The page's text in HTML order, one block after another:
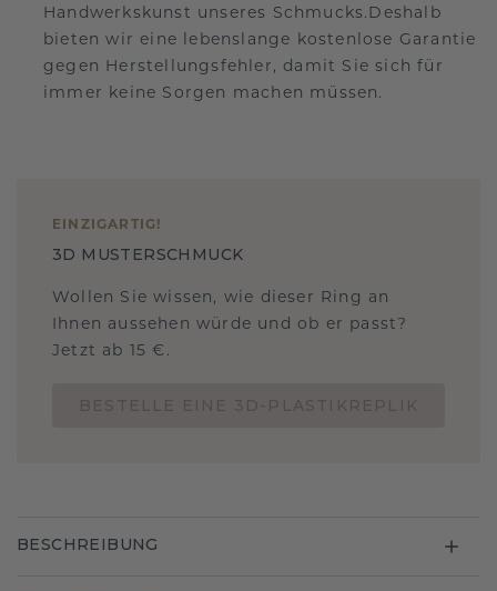
Handwerkskunst unseres Schmucks.Deshalb
bieten wir eine lebenslange kostenlose Garantie
gegen Herstellungsfehler, damit Sie sich für
immer keine Sorgen machen müssen.
EINZIGARTIG !
3D MUSTERSCHMUCK
Wollen Sie wissen, wie dieser Ring an
Ihnen aussehen würde und ob er passt?
Jetzt ab 15 €.
BESCHREIBUNG